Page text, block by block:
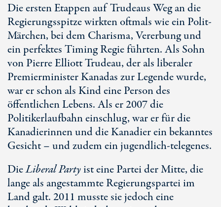
Die ersten Etappen auf Trudeaus Weg an die
Regierungsspitze wirkten oftmals wie ein Polit-
Märchen, bei dem Charisma, Vererbung und
ein perfektes Timing Regie führten. Als Sohn
von Pierre Elliott Trudeau, der als liberaler
Premierminister Kanadas zur Legende wurde,
war er schon als Kind eine Person des
öffentlichen Lebens. Als er 2007 die
Politikerlaufbahn einschlug, war er für die
Kanadierinnen und die Kanadier ein bekanntes
Gesicht – und zudem ein jugendlich-telegenes.
DieLiberal Partyist eine Partei der Mitte, die
lange als angestammte Regierungspartei im
Land galt. 2011 musste sie jedoch eine